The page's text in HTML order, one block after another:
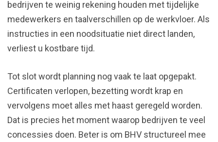
bedrijven te weinig rekening houden met tijdelijke
medewerkers en taalverschillen op de werkvloer. Als
instructies in een noodsituatie niet direct landen,
verliest u kostbare tijd.
Tot slot wordt planning nog vaak te laat opgepakt.
Certificaten verlopen, bezetting wordt krap en
vervolgens moet alles met haast geregeld worden.
Dat is precies het moment waarop bedrijven te veel
concessies doen. Beter is om BHV structureel mee